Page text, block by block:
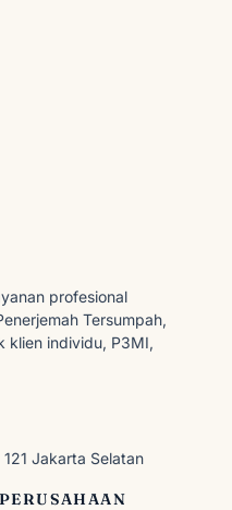
profesional
Tersumpah,
klien individu, P3MI,
Jakarta Selatan
PERUSAHAAN